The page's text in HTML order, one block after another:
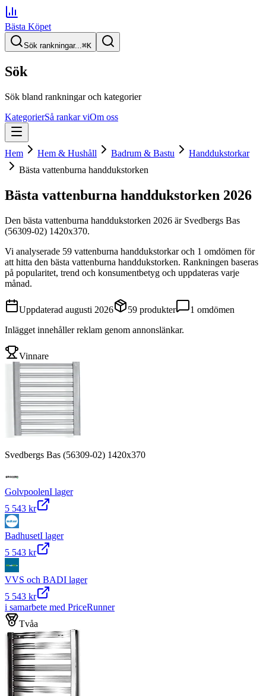
Bästa Köpet
Sök rankningar...⌘K
Sök
Sök bland rankningar och kategorier
KategorierSå rankar viOm oss
Hem Hem & Hushåll Badrum & Bastu
Handdukstorkar
Bästa vattenburna handdukstorken
Bästa vattenburna handdukstorken 2026
Den bästa vattenburna handdukstorken 2026 är Svedbergs Bas
(56309-02) 1420x370.
Vi analyserade 59 vattenburna handdukstorkaroch 1 omdömen för
att hitta den bästa vattenburna handdukstorken. Rankningen baseras
på popularitet, trend och konsumentbetyg och uppdateras varje
månad.
Uppdaterad augusti 2026 59 produkter 1 omdömen
Inlägget innehåller reklam genom annonslänkar.
Vinnare
Svedbergs Bas (56309-02) 1420x370
GolvpoolenI lager
5 543 kr
BadhusetI lager
5 543 kr
VVS och BADI lager
5 543 kr
i samarbete med PriceRunner
Tvåa